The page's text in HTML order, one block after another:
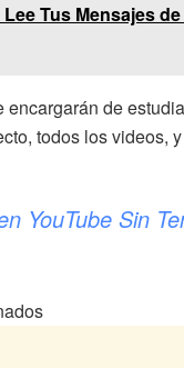
Tus Mensajes
encargarán de
todos los videos,
YouTube Sin